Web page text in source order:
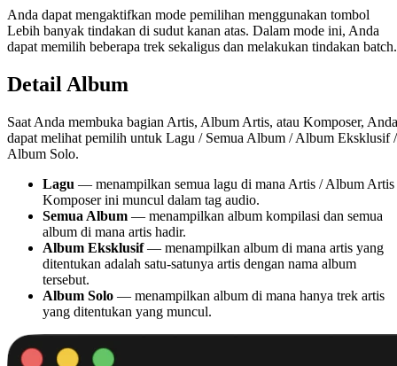
Anda dapat mengaktifkan mode pemilihan menggunakan tombol
Lebih banyak tindakan di sudut kanan atas. Dalam mode ini, Anda
dapat memilih beberapa trek sekaligus dan melakukan tindakan batch.
Detail Album
Saat Anda membuka bagian Artis, Album Artis, atau Komposer, Anda
dapat melihat pemilih untuk Lagu / Semua Album / Album Eksklusif /
Album Solo.
Lagu — menampilkan semua lagu di mana Artis / Album Artis
Komposer ini muncul dalam tag audio.
Semua Album — menampilkan album kompilasi dan semua
album di mana artis hadir.
Album Eksklusif— menampilkan album di mana artis yang
ditentukan adalah satu-satunya artis dengan nama album
tersebut.
Album Solo — menampilkan album di mana hanya trek artis
yang ditentukan yang muncul.